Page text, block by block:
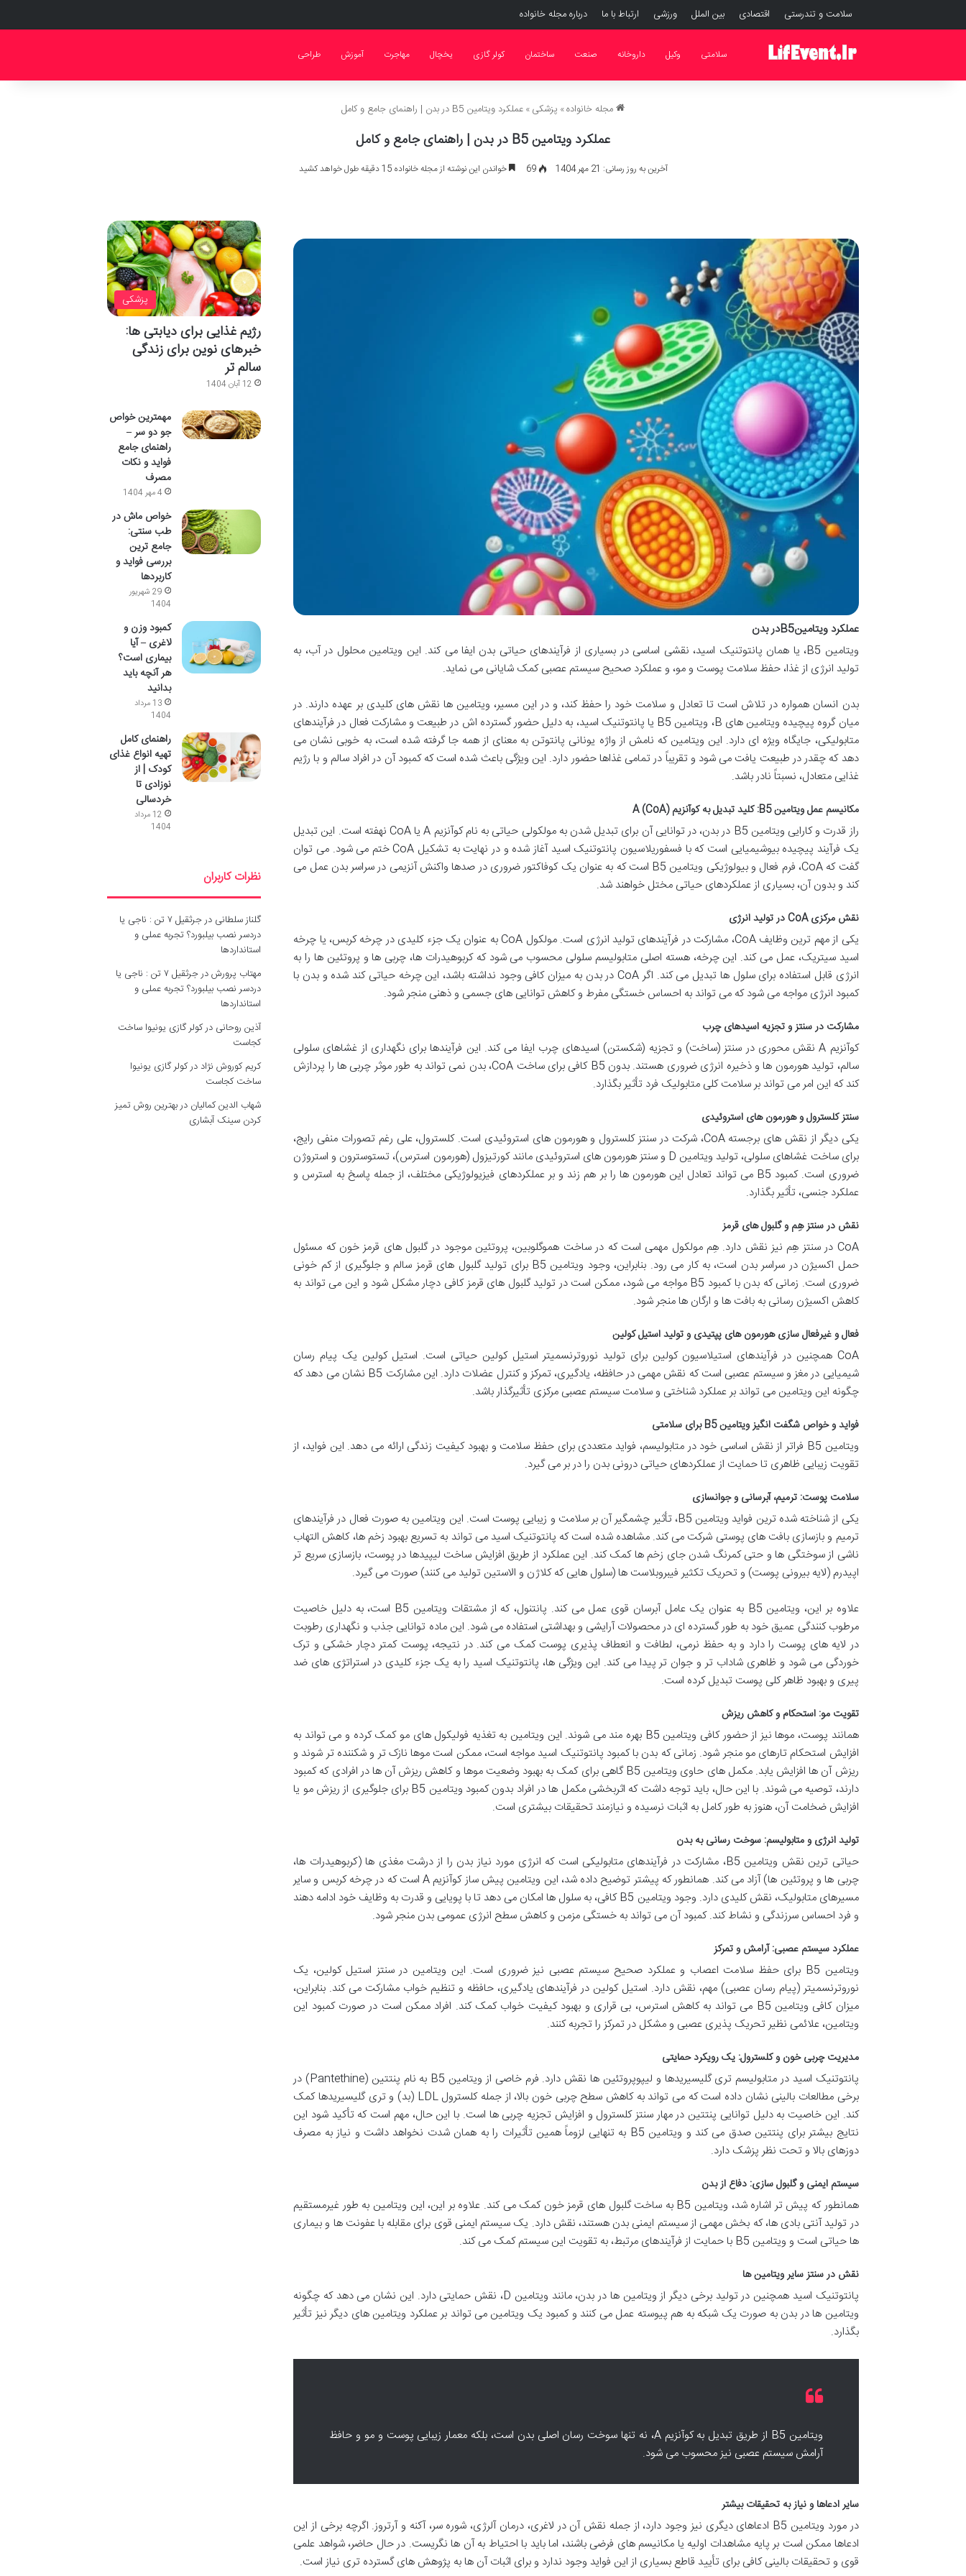
سلامت و تندرستی اقتصادی بین الملل ورزشی ارتباط با ما درباره مجله خانواده
سلامتی وکیل داروخانه صنعت ساختمان کولر گازی یخچال مهاجرت آموزش طراحی
مجله خانواده» پزشکی»عملکرد ویتامین B5 در بدن | راهنمای جامع و کامل
عملکرد ویتامین B5 در بدن | راهنمای جامع و کامل
آخرین به روز رسانی: 21 مهر 1404 69 خواندن این نوشته از مجله خانواده 15 دقیقه طول خواهد کشید
عملکرد ویتامینB5در بدن
ویتامین B5، یا همان پانتوتنیک اسید، نقشی اساسی در بسیاری از فرآیندهای حیاتی بدن ایفا می کند. این ویتامین محلول در آب، به
تولید انرژی از غذا، حفظ سلامت پوست و مو، و عملکرد صحیح سیستم عصبی کمک شایانی می نماید.
بدن انسان همواره در تلاش است تا تعادل و سلامت خود را حفظ کند، و در این مسیر، ویتامین ها نقش های کلیدی بر عهده دارند. در
میان گروه پیچیده ویتامین های B، ویتامین B5 یا پانتوتنیک اسید، به دلیل حضور گسترده اش در طبیعت و مشارکت فعال در فرآیندهای
متابولیکی، جایگاه ویژه ای دارد. این ویتامین که نامش از واژه یونانی پانتوتن به معنای از همه جا گرفته شده است، به خوبی نشان می
دهد که چقدر در طبیعت یافت می شود و تقریباً در تمامی غذاها حضور دارد. این ویژگی باعث شده است که کمبود آن در افراد سالم و با رژیم
غذایی متعادل، نسبتاً نادر باشد.
مکانیسم عمل ویتامین B5: کلید تبدیل به کوآنزیم A (CoA)
راز قدرت و کارایی ویتامین B5 در بدن، در توانایی آن برای تبدیل شدن به مولکولی حیاتی به نام کوآنزیم A یا CoA نهفته است. این تبدیل
یک فرآیند پیچیده بیوشیمیایی است که با فسفوریلاسیون پانتوتنیک اسید آغاز شده و در نهایت به تشکیل CoA ختم می شود. می توان
گفت که CoA، فرم فعال و بیولوژیکی ویتامین B5 است که به عنوان یک کوفاکتور ضروری در صدها واکنش آنزیمی در سراسر بدن عمل می
کند و بدون آن، بسیاری از عملکردهای حیاتی مختل خواهند شد.
نقش مرکزی CoA در تولید انرژی
یکی از مهم ترین وظایف CoA، مشارکت در فرآیندهای تولید انرژی است. مولکول CoA به عنوان یک جزء کلیدی در چرخه کربس، یا چرخه
اسید سیتریک، عمل می کند. این چرخه، هسته اصلی متابولیسم سلولی محسوب می شود که کربوهیدرات ها، چربی ها و پروتئین ها را به
انرژی قابل استفاده برای سلول ها تبدیل می کند. اگر CoA در بدن به میزان کافی وجود نداشته باشد، این چرخه حیاتی کند شده و بدن با
کمبود انرژی مواجه می شود که می تواند به احساس خستگی مفرط و کاهش توانایی های جسمی و ذهنی منجر شود.
مشارکت در سنتز و تجزیه اسیدهای چرب
کوآنزیم A نقش محوری در سنتز (ساخت) و تجزیه (شکستن) اسیدهای چرب ایفا می کند. این فرآیندها برای نگهداری از غشاهای سلولی
سالم، تولید هورمون ها و ذخیره انرژی ضروری هستند. بدون B5 کافی برای ساخت CoA، بدن نمی تواند به طور موثر چربی ها را پردازش
کند که این امر می تواند بر سلامت کلی متابولیک فرد تأثیر بگذارد.
سنتز کلسترول و هورمون های استروئیدی
یکی دیگر از نقش های برجسته CoA، شرکت در سنتز کلسترول و هورمون های استروئیدی است. کلسترول، علی رغم تصورات منفی رایج،
برای ساخت غشاهای سلولی، تولید ویتامین D و سنتز هورمون های استروئیدی مانند کورتیزول (هورمون استرس)، تستوسترون و استروژن
ضروری است. کمبود B5 می تواند تعادل این هورمون ها را بر هم زند و بر عملکردهای فیزیولوژیکی مختلف، از جمله پاسخ به استرس و
عملکرد جنسی، تأثیر بگذارد.
نقش در سنتز هِم و گلبول های قرمز
CoA در سنتز هِم نیز نقش دارد. هِم مولکول مهمی است که در ساخت هموگلوبین، پروتئین موجود در گلبول های قرمز خون که مسئول
حمل اکسیژن در سراسر بدن است، به کار می رود. بنابراین، وجود ویتامین B5 برای تولید گلبول های قرمز سالم و جلوگیری از کم خونی
ضروری است. زمانی که بدن با کمبود B5 مواجه می شود، ممکن است در تولید گلبول های قرمز کافی دچار مشکل شود و این می تواند به
کاهش اکسیژن رسانی به بافت ها و ارگان ها منجر شود.
فعال و غیرفعال سازی هورمون های پپتیدی و تولید استیل کولین
CoA همچنین در فرآیندهای استیلاسیون کولین برای تولید نوروترنسمیتر استیل کولین حیاتی است. استیل کولین یک پیام رسان
شیمیایی در مغز و سیستم عصبی است که نقش مهمی در حافظه، یادگیری، تمرکز و کنترل عضلات دارد. این مشارکت B5 نشان می دهد که
چگونه این ویتامین می تواند بر عملکرد شناختی و سلامت سیستم عصبی مرکزی تأثیرگذار باشد.
فواید و خواص شگفت انگیز ویتامین B5 برای سلامتی
ویتامین B5 فراتر از نقش اساسی خود در متابولیسم، فواید متعددی برای حفظ سلامت و بهبود کیفیت زندگی ارائه می دهد. این فواید، از
تقویت زیبایی ظاهری تا حمایت از عملکردهای حیاتی درونی بدن را در بر می گیرد.
سلامت پوست: ترمیم، آبرسانی و جوانسازی
یکی از شناخته شده ترین فواید ویتامین B5، تأثیر چشمگیر آن بر سلامت و زیبایی پوست است. این ویتامین به صورت فعال در فرآیندهای
ترمیم و بازسازی بافت های پوستی شرکت می کند. مشاهده شده است که پانتوتنیک اسید می تواند به تسریع بهبود زخم ها، کاهش التهاب
ناشی از سوختگی ها و حتی کمرنگ شدن جای زخم ها کمک کند. این عملکرد از طریق افزایش ساخت لیپیدها در پوست، بازسازی سریع تر
اپیدرم (لایه بیرونی پوست) و تحریک تکثیر فیبروبلاست ها (سلول هایی که کلاژن و الاستین تولید می کنند) صورت می گیرد.
علاوه بر این، ویتامین B5 به عنوان یک عامل آبرسان قوی عمل می کند. پانتنول، که از مشتقات ویتامین B5 است، به دلیل خاصیت
مرطوب کنندگی عمیق خود به طور گسترده ای در محصولات آرایشی و بهداشتی استفاده می شود. این ماده توانایی جذب و نگهداری رطوبت
در لایه های پوست را دارد و به حفظ نرمی، لطافت و انعطاف پذیری پوست کمک می کند. در نتیجه، پوست کمتر دچار خشکی و ترک
خوردگی می شود و ظاهری شاداب تر و جوان تر پیدا می کند. این ویژگی ها، پانتوتنیک اسید را به یک جزء کلیدی در استراتژی های ضد
پیری و بهبود ظاهر کلی پوست تبدیل کرده است.
تقویت مو: استحکام و کاهش ریزش
همانند پوست، موها نیز از حضور کافی ویتامین B5 بهره مند می شوند. این ویتامین به تغذیه فولیکول های مو کمک کرده و می تواند به
افزایش استحکام تارهای مو منجر شود. زمانی که بدن با کمبود پانتوتنیک اسید مواجه است، ممکن است موها نازک تر و شکننده تر شوند و
ریزش آن ها افزایش یابد. مکمل های حاوی ویتامین B5 گاهی برای کمک به بهبود وضعیت موها و کاهش ریزش آن ها در افرادی که کمبود
دارند، توصیه می شوند. با این حال، باید توجه داشت که اثربخشی مکمل ها در افراد بدون کمبود ویتامین B5 برای جلوگیری از ریزش مو یا
افزایش ضخامت آن، هنوز به طور کامل به اثبات نرسیده و نیازمند تحقیقات بیشتری است.
تولید انرژی و متابولیسم: سوخت رسانی به بدن
حیاتی ترین نقش ویتامین B5، مشارکت در فرآیندهای متابولیکی است که انرژی مورد نیاز بدن را از درشت مغذی ها (کربوهیدرات ها،
چربی ها و پروتئین ها) آزاد می کند. همانطور که پیشتر توضیح داده شد، این ویتامین پیش ساز کوآنزیم A است که در چرخه کربس و سایر
مسیرهای متابولیک، نقش کلیدی دارد. وجود ویتامین B5 کافی، به سلول ها امکان می دهد تا با پویایی و قدرت به وظایف خود ادامه دهند
و فرد احساس سرزندگی و نشاط کند. کمبود آن می تواند به خستگی مزمن و کاهش سطح انرژی عمومی بدن منجر شود.
عملکرد سیستم عصبی: آرامش و تمرکز
ویتامین B5 برای حفظ سلامت اعصاب و عملکرد صحیح سیستم عصبی نیز ضروری است. این ویتامین در سنتز استیل کولین، یک
نوروترنسمیتر (پیام رسان عصبی) مهم، نقش دارد. استیل کولین در فرآیندهای یادگیری، حافظه و تنظیم خواب مشارکت می کند. بنابراین،
میزان کافی ویتامین B5 می تواند به کاهش استرس، بی قراری و بهبود کیفیت خواب کمک کند. افراد ممکن است در صورت کمبود این
ویتامین، علائمی نظیر تحریک پذیری عصبی و مشکل در تمرکز را تجربه کنند.
مدیریت چربی خون و کلسترول: یک رویکرد حمایتی
پانتوتنیک اسید در متابولیسم تری گلیسیریدها و لیپوپروتئین ها نقش دارد. فرم خاصی از ویتامین B5 به نام پنتتین (Pantethine) در
برخی مطالعات بالینی نشان داده است که می تواند به کاهش سطح چربی خون بالا، از جمله کلسترول LDL (بد) و تری گلیسیریدها کمک
کند. این خاصیت به دلیل توانایی پنتتین در مهار سنتز کلسترول و افزایش تجزیه چربی ها است. با این حال، مهم است که تأکید شود این
نتایج بیشتر برای پنتتین صدق می کند و ویتامین B5 به تنهایی لزوماً همین تأثیرات را به همان شدت نخواهد داشت و نیاز به مصرف
دوزهای بالا و تحت نظر پزشک دارد.
سیستم ایمنی و گلبول سازی: دفاع از بدن
همانطور که پیش تر اشاره شد، ویتامین B5 به ساخت گلبول های قرمز خون کمک می کند. علاوه بر این، این ویتامین به طور غیرمستقیم
در تولید آنتی بادی ها، که بخش مهمی از سیستم ایمنی بدن هستند، نقش دارد. یک سیستم ایمنی قوی برای مقابله با عفونت ها و بیماری
ها حیاتی است و ویتامین B5 با حمایت از فرآیندهای مرتبط، به تقویت این سیستم کمک می کند.
نقش در سنتز سایر ویتامین ها
پانتوتنیک اسید همچنین در تولید برخی دیگر از ویتامین ها در بدن، مانند ویتامین D، نقش حمایتی دارد. این نشان می دهد که چگونه
ویتامین ها در بدن به صورت یک شبکه به هم پیوسته عمل می کنند و کمبود یک ویتامین می تواند بر عملکرد ویتامین های دیگر نیز تأثیر
بگذارد.
ویتامین B5 از طریق تبدیل به کوآنزیم A، نه تنها سوخت رسان اصلی بدن است، بلکه معمار زیبایی پوست و مو و حافظ
آرامش سیستم عصبی نیز محسوب می شود.
سایر ادعاها و نیاز به تحقیقات بیشتر
در مورد ویتامین B5 ادعاهای دیگری نیز وجود دارد، از جمله نقش آن در لاغری، درمان آلرژی، شوره سر، آکنه و آرتروز. اگرچه برخی از این
ادعاها ممکن است بر پایه مشاهدات اولیه یا مکانیسم های فرضی باشند، اما باید با احتیاط به آن ها نگریست. در حال حاضر، شواهد علمی
قوی و تحقیقات بالینی کافی برای تأیید قاطع بسیاری از این فواید وجود ندارد و برای اثبات آن ها به پژوهش های گسترده تری نیاز است.
پزشکی
رژیم غذایی برای دیابتی ها:
خبرهای نوین برای زندگی
سالم تر
12 آبان 1404
مهمترین خواص
جو دو سر –
راهنمای جامع
فواید و نکات
مصرف
4 مهر 1404
خواص ماش در
طب سنتی:
جامع ترین
بررسی فواید و
کاربردها
29 شهریور
1404
کمبود وزن و
لاغری – آیا
بیماری است؟
هر آنچه باید
بدانید
13 مرداد
1404
راهنمای کامل
تهیه انواع غذای
کودک | از
نوزادی تا
خردسالی
12 مرداد
1404
نظرات کاربران
گلناز سلطانی در
جرثقیل ۷ تن : ناجی یا
دردسر نصب بیلبورد؟ تجربه عملی و
استانداردها
مهتاب پرورشدر
جرثقیل ۷ تن : ناجی یا
دردسر نصب بیلبورد؟ تجربه عملی و
استانداردها
آذین روحانی درکولر گازی یونیوا ساخت
کجاست
کریم کوروش نژاد درکولر گازی یونیوا
ساخت کجاست
شهاب الدین کمالیان دربهترین روش تمیز
کردن سینک آبشاری